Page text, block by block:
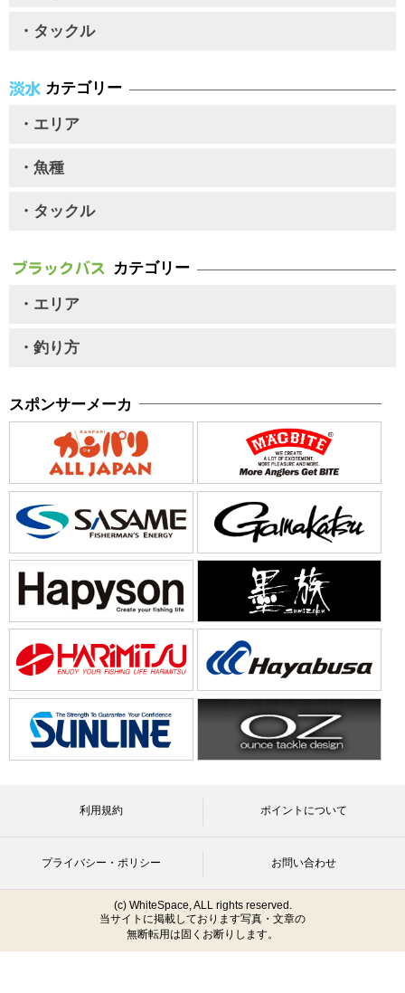
・タックル
カテゴリー
・エリア
・魚種
・タックル
カテゴリー
・エリア
・釣り方
スポンサーメーカ
利用規約 ポイントについて
プライバシー・ポリシー お問い合わせ
(c) WhiteSpace, ALL rights reserved.
当サイトに掲載しております写真・文章の
無断転用は固くお断りします。